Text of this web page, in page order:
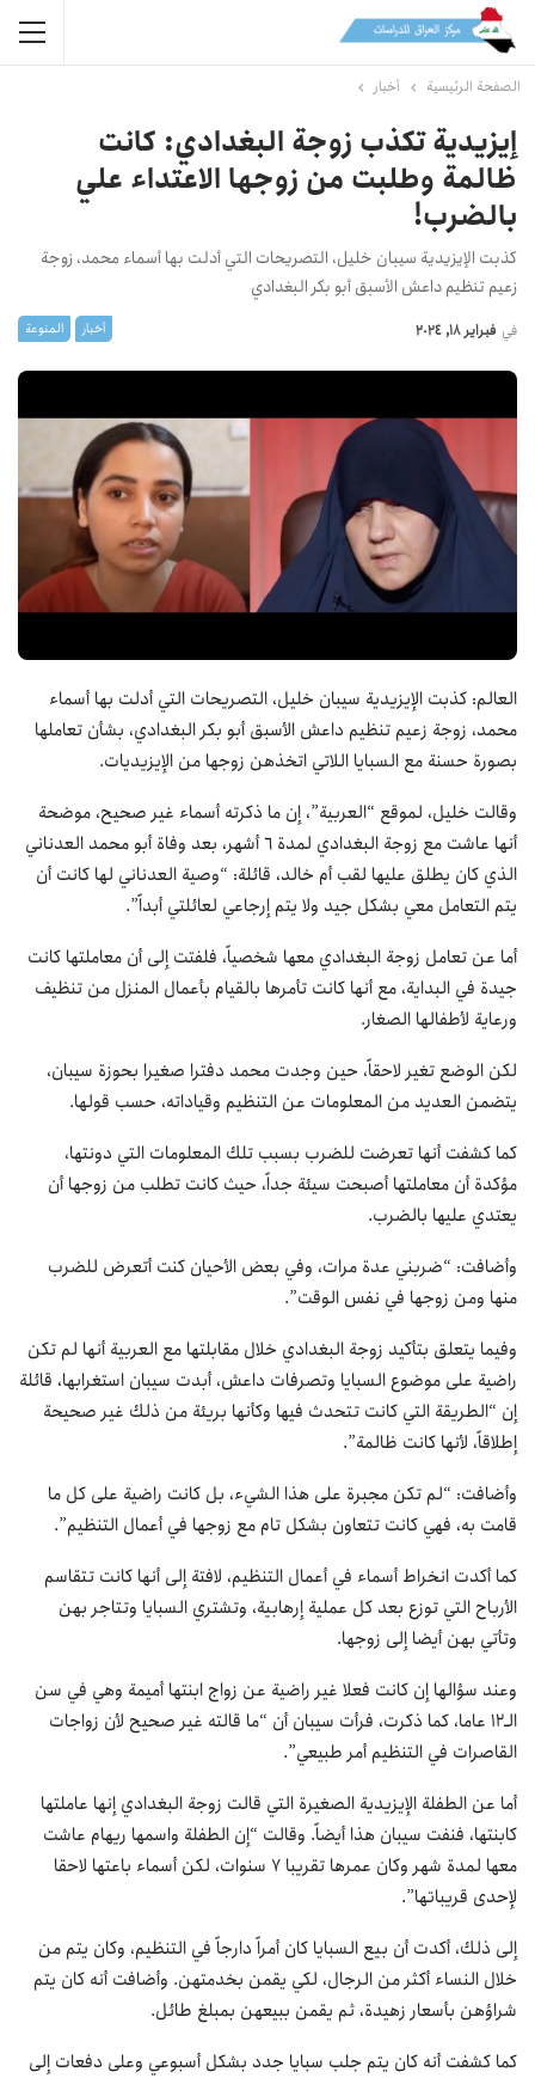
الصفحة الرئيسية أخبار
إيزيدية تكذب زوجة البغدادي: كانت
ظالمة وطلبت من زوجها الاعتداء علي
بالضرب!
كذبت الإيزيدية سيبان خليل، التصريحات التي أدلت بها أسماء محمد، زوجة
زعيم تنظيم داعش الأسبق أبو بكر البغدادي
أخبار المنوعة في فبراير 18, 2024
العالم: كذبت الإيزيدية سيبان خليل، التصريحات التي أدلت بها أسماء
محمد، زوجة زعيم تنظيم داعش الأسبق أبو بكر البغدادي، بشأن تعاملها
بصورة حسنة مع السبايا اللاتي اتخذهن زوجها من الإيزيديات.
وقالت خليل، لموقع “العربية”، إن ما ذكرته أسماء غير صحيح، موضحة
أنها عاشت مع زوجة البغدادي لمدة 6 أشهر، بعد وفاة أبو محمد العدناني
الذي كان يطلق عليها لقب أم خالد، قائلة: “وصية العدناني لها كانت أن
يتم التعامل معي بشكل جيد ولا يتم إرجاعي لعائلتي أبداً”.
أما عن تعامل زوجة البغدادي معها شخصياً، فلفتت إلى أن معاملتها كانت
جيدة في البداية، مع أنها كانت تأمرها بالقيام بأعمال المنزل من تنظيف
ورعاية لأطفالها الصغار.
لكن الوضع تغير لاحقاً، حين وجدت محمد دفترا صغيرا بحوزة سيبان،
يتضمن العديد من المعلومات عن التنظيم وقياداته، حسب قولها.
كما كشفت أنها تعرضت للضرب بسبب تلك المعلومات التي دونتها،
مؤكدة أن معاملتها أصبحت سيئة جداً، حيث كانت تطلب من زوجها أن
يعتدي عليها بالضرب.
وأضافت: “ضربني عدة مرات، وفي بعض الأحيان كنت أتعرض للضرب
منها ومن زوجها في نفس الوقت”.
وفيما يتعلق بتأكيد زوجة البغدادي خلال مقابلتها مع العربية أنها لم تكن
راضية على موضوع السبايا وتصرفات داعش، أبدت سيبان استغرابها، قائلة
إن “الطريقة التي كانت تتحدث فيها وكأنها بريئة من ذلك غير صحيحة
إطلاقاً، لأنها كانت ظالمة”.
وأضافت: “لم تكن مجبرة على هذا الشيء، بل كانت راضية على كل ما
قامت به، فهي كانت تتعاون بشكل تام مع زوجها في أعمال التنظيم”.
كما أكدت انخراط أسماء في أعمال التنظيم، لافتة إلى أنها كانت تتقاسم
الأرباح التي توزع بعد كل عملية إرهابية، وتشتري السبايا وتتاجر بهن
وتأتي بهن أيضا إلى زوجها.
وعند سؤالها إن كانت فعلا غير راضية عن زواج ابنتها أميمة وهي في سن
الـ12 عاما، كما ذكرت، فرأت سيبان أن “ما قالته غير صحيح لأن زواجات
القاصرات في التنظيم أمر طبيعي”.
أما عن الطفلة الإيزيدية الصغيرة التي قالت زوجة البغدادي إنها عاملتها
كابنتها، فنفت سيبان هذا أيضاً. وقالت “إن الطفلة واسمها ريهام عاشت
معها لمدة شهر وكان عمرها تقريبا 7 سنوات، لكن أسماء باعتها لاحقا
لإحدى قريباتها”.
إلى ذلك، أكدت أن بيع السبايا كان أمراً دارجاً في التنظيم، وكان يتم من
خلال النساء أكثر من الرجال، لكي يقمن بخدمتهن. وأضافت أنه كان يتم
شراؤهن بأسعار زهيدة، ثم يقمن ببيعهن بمبلغ طائل.
كما كشفت أنه كان يتم جلب سبايا جدد بشكل أسبوعي وعلى دفعات إلى